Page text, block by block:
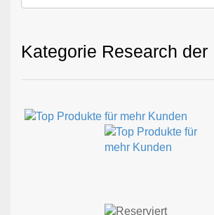
Kategorie Research der